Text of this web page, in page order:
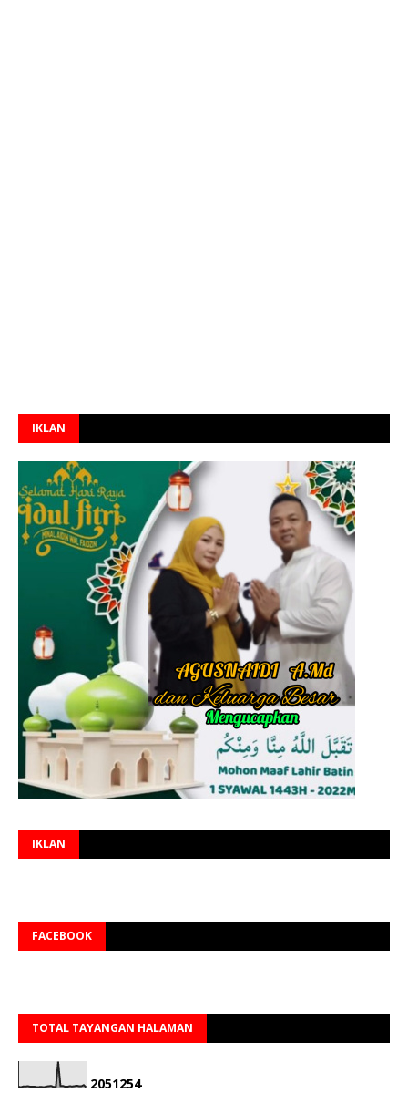
IKLAN
IKLAN
FACEBOOK
TOTAL TAYANGAN HALAMAN
2051254